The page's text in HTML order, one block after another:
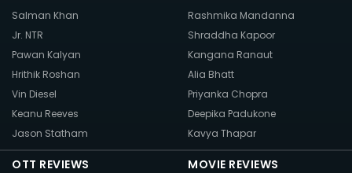
Salman Khan
Jr. NTR
Pawan Kalyan
Hrithik Roshan
Vin Diesel
Keanu Reeves
Jason Statham
Rashmika Mandanna
Shraddha Kapoor
Kangana Ranaut
Alia Bhatt
Priyanka Chopra
Deepika Padukone
Kavya Thapar
OTT REVIEWS MOVIE REVIEWS